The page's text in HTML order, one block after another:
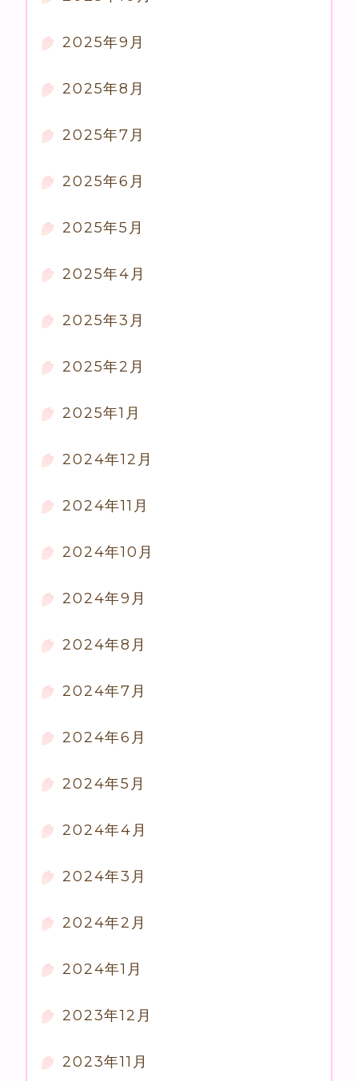
2025年9月
2025年8月
2025年7月
2025年6月
2025年5月
2025年4月
2025年3月
2025年2月
2025年1月
2024年12月
2024年11月
2024年10月
2024年9月
2024年8月
2024年7月
2024年6月
2024年5月
2024年4月
2024年3月
2024年2月
2024年1月
2023年12月
2023年11月